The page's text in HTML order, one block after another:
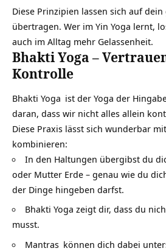
Diese Prinzipien lassen sich auf dein
übertragen. Wer im Yin Yoga lernt,
auch im Alltag mehr Gelassenheit.
Bhakti Yoga –
Kontrolle
Bhakti Yoga ist der Yoga der
daran, dass wir nicht alles allein
Diese Praxis lässt sich wunderbar
kombinieren:
In den Haltungen übergibst du
oder Mutter Erde – genau wie du
der Dinge hingeben darfst.
Bhakti Yoga zeigt dir, dass du
musst.
Mantras können dich dabei